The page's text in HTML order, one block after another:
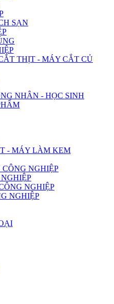
SẠN
THỊT - MÁY CẮT CỦ
NHÂN - HỌC SINH
- MÁY LÀM KEM
NGHIỆP
NGHIỆP
NGHIỆP